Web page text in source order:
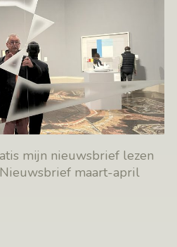
mijn nieuwsbrief lezen
maart-april